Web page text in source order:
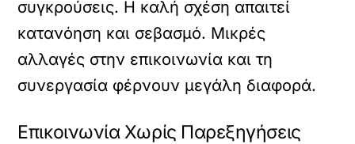
συγκρούσεις. Η καλή σχέση απαιτεί
κατανόηση και σεβασμό. Μικρές
αλλαγές στην επικοινωνία και τη
συνεργασία φέρνουν μεγάλη διαφορά.
Επικοινωνία Χωρίς Παρεξηγήσεις